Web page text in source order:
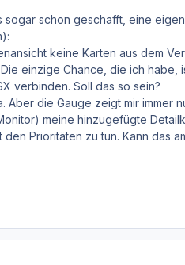
schon geschafft, eine
keine Karten aus dem
einzige Chance, die ich habe,
verbinden. Soll das so sein?
die Gauge zeigt mir immer
meine hinzugefügte
Prioritäten zu tun. Kann das